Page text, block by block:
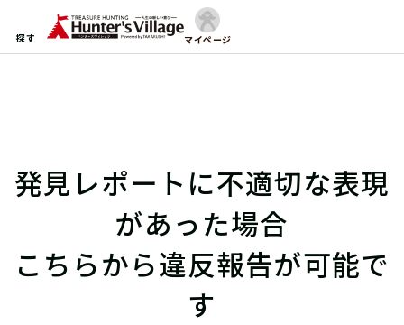
探す マイページ
発見レポートに不適切な表現
があった場合
こちらから違反報告が可能で
す